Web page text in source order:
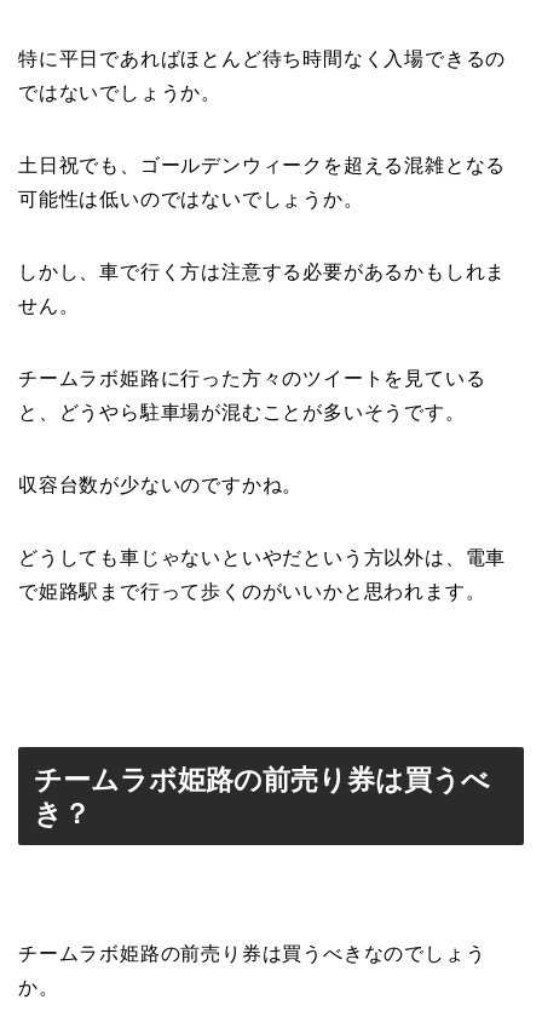
特に平日であればほとんど待ち時間なく入場できるの
ではないでしょうか。
土日祝でも、ゴールデンウィークを超える混雑となる
可能性は低いのではないでしょうか。
しかし、車で行く方は注意する必要があるかもしれま
せん。
チームラボ姫路に行った方々のツイートを見ている
と、どうやら駐車場が混むことが多いそうです。
収容台数が少ないのですかね。
どうしても車じゃないといやだという方以外は、電車
で姫路駅まで行って歩くのがいいかと思われます。
チームラボ姫路の前売り券は買うべ
き？
チームラボ姫路の前売り券は買うべきなのでしょう
か。